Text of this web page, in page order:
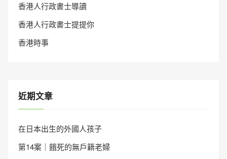
香港人行政書士導讀
香港人行政書士提提你
香港時事
近期文章
在日本出生的外國人孩子
第14案｜餓死的無戶籍老婦